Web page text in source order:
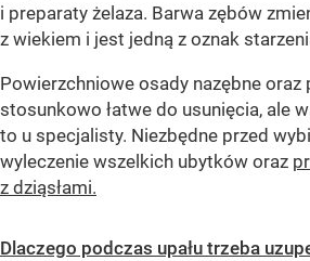
i preparaty żelaza. Barwa zębów
z wiekiem i jest jedną z oznak
Powierzchniowe osady nazębne oraz
stosunkowo łatwe do usunięcia, ale
to u specjalisty. Niezbędne przed
wyleczenie wszelkich ubytków oraz
z dziąsłami.
Dlaczego podczas upału trzeba